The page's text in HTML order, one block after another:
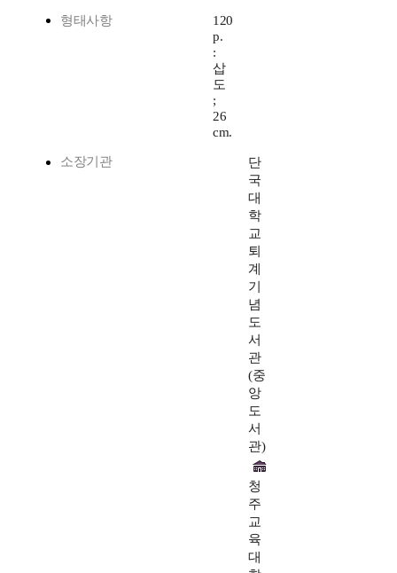
형태사항
120
p.
:
삽
도
;
26
cm.
소장기관
단
국
대
학
교
퇴
계
기
념
도
서
관
(중
앙
도
서
관)
청
주
교
육
대